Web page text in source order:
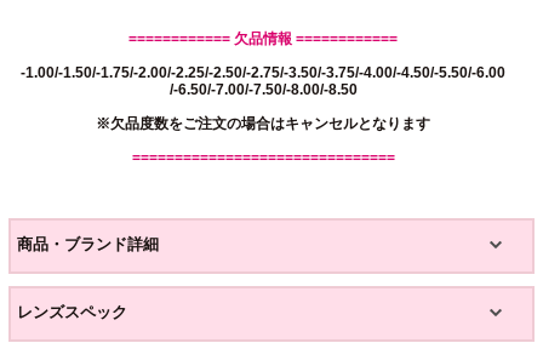
============ 欠品情報 ============
-1.00/-1.50/-1.75/-2.00/-2.25/-2.50/-2.75/-3.50/-3.75/-4.00/-4.50/-5.50/-6.00
/-6.50/-7.00/-7.50/-8.00/-8.50
※欠品度数をご注文の場合はキャンセルとなります
===============================
商品・ブランド詳細
レンズスペック